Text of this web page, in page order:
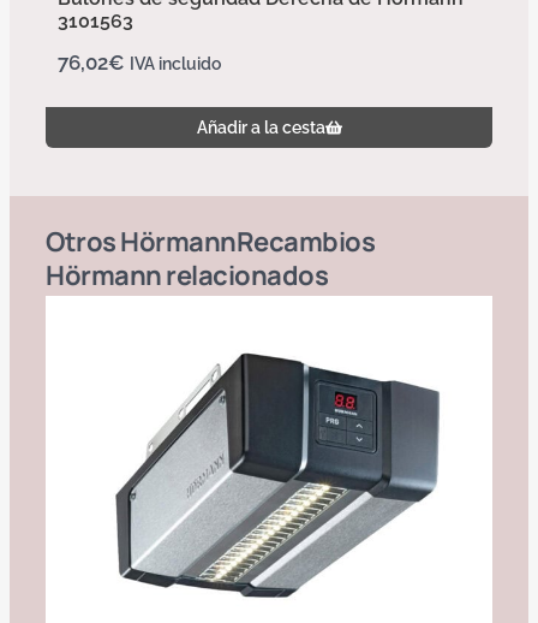
3101563
76,02€ IVA incluido
Añadir a la cesta
OtrosHörmannRecambios
Hörmannrelacionados